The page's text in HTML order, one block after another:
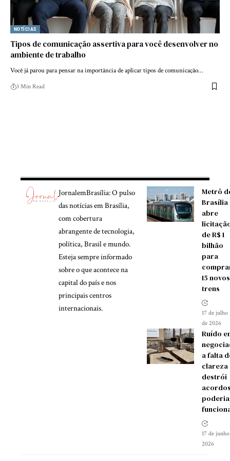
NOTÍCIAS
Tipos de comunicação assertiva para você desenvolver no
ambiente de trabalho
Você já parou para pensar na importância de aplicar tipos de comunicação…
3 Min Read
JornalemBrasília: O pulso
das notícias em Brasília,
com cobertura
abrangente de tecnologia,
política, Brasil e mundo.
Esteja sempre informado
sobre o que acontece na
capital do país e nos
principais centros
internacionais.
Metrô
Brasília
abre
de R$ 1
bilhão
para
15 novos
trens
17 de julho
de 2026
Ruído
a falta
clareza
destrói
17 de
2026